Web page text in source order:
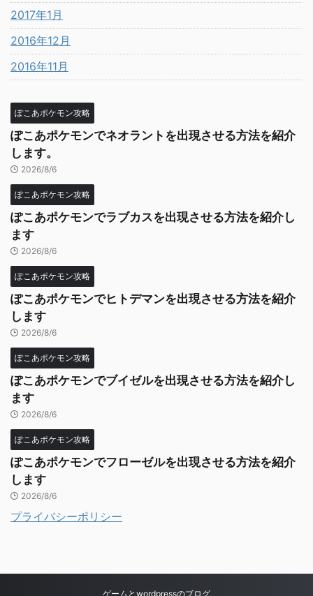
2017年1月
2016年12月
2016年11月
ぽこあポケモン攻略
ぽこあポケモンでネオラントを出現させる方法を紹介
します。
2026/8/6
ぽこあポケモン攻略
ぽこあポケモンでラブカスを出現させる方法を紹介し
ます
2026/8/6
ぽこあポケモン攻略
ぽこあポケモンでヒトデマンを出現させる方法を紹介
します
2026/8/6
ぽこあポケモン攻略
ぽこあポケモンでブイゼルを出現させる方法を紹介し
ます
2026/8/6
ぽこあポケモン攻略
ぽこあポケモンでフローゼルを出現させる方法を紹介
します
2026/8/6
プライバシーポリシー
ゲームとwordpressのブログ